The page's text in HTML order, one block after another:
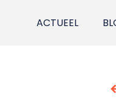
ACTUEEL